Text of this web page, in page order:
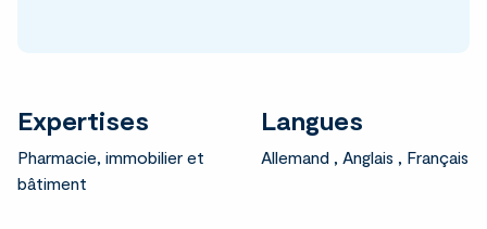
Expertises
Pharmacie, immobilier et
bâtiment
Langues
Allemand , Anglais , Français